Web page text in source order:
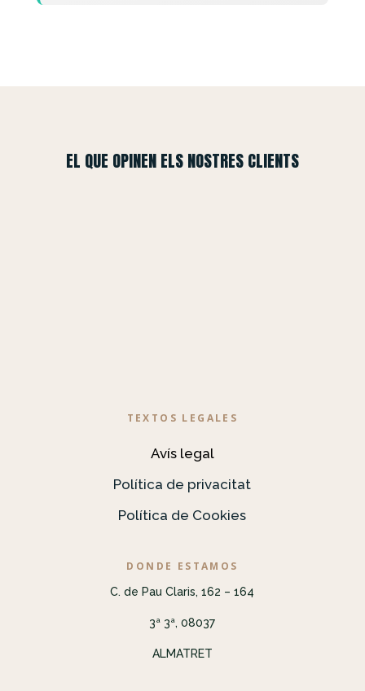
EL QUE OPINEN ELS NOSTRES CLIENTS
TEXTOS LEGALES
Avís legal
Política de privacitat
Política de Cookies
DONDE ESTAMOS
C. de Pau Claris, 162 – 164
3ª 3ª, 08037
ALMATRET